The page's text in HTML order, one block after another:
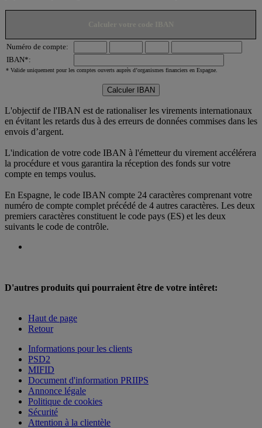
Numéro de compte:
IBAN*:
* Valide uniquement pour les comptes ouverts auprès d’organismes financiers en Espagne.
L'objectif de l'IBAN est de rationaliser les virements internationaux
en évitant les retards dus à des erreurs de données commises dans les
envois d’argent.
L'indication de votre code IBAN à l'émetteur du virement accélérera
la procédure et vous garantira la réception des fonds sur votre
compte en temps voulus.
En Espagne, le code IBAN compte 24 caractères comprenant votre
numéro de compte complet précédé de 4 autres caractères. Les deux
premiers caractères constituent le code pays (ES) et les deux
suivants le code de contrôle.
D'autres produits qui pourraient être de votre intêret:
Haut de page
Retour
Informations pour les clients
PSD2
MIFID
Document d'information PRIIPS
Annonce légale
Politique de cookies
Sécurité
Attention à la clientèle